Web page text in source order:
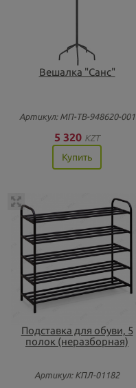
Вешалка "Санс"
Артикул: МП-ТВ-948620-001
5 320 KZT
Купить
Подставка для обуви, 5
полок (неразборная)
Артикул: КПЛ-01182